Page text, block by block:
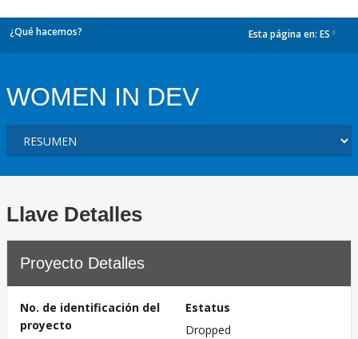
¿Qué hacemos? Esta página en: ES
WOMEN IN DEV
Llave Detalles
Proyecto Detalles
No. de identificación del
proyecto
Estatus
Dropped